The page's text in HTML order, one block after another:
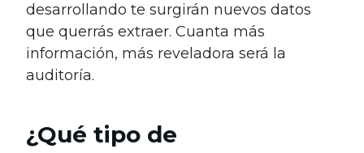
desarrollando te surgirán nuevos datos
que querrás extraer. Cuanta más
información, más reveladora será la
auditoría.
¿Qué tipo de